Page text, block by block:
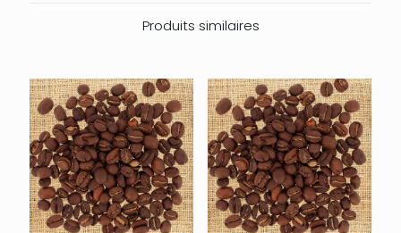
Produits similaires